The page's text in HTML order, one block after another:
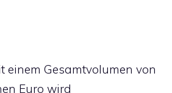
einem Gesamtvolumen von
Euro wird